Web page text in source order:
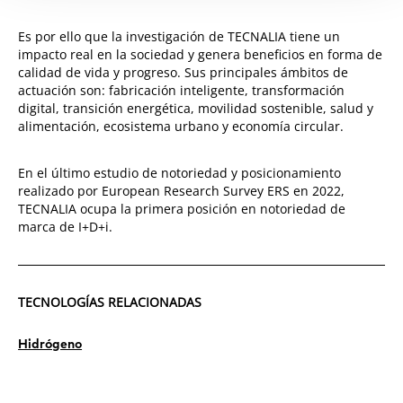
Es por ello que la investigación de TECNALIA tiene un
impacto real en la sociedad y genera beneficios en forma de
calidad de vida y progreso. Sus principales ámbitos de
actuación son: fabricación inteligente, transformación
digital, transición energética, movilidad sostenible, salud y
alimentación, ecosistema urbano y economía circular.
En el último estudio de notoriedad y posicionamiento
realizado por European Research Survey ERS en 2022,
TECNALIA ocupa la primera posición en notoriedad de
marca de I+D+i.
TECNOLOGÍAS RELACIONADAS
Hidrógeno